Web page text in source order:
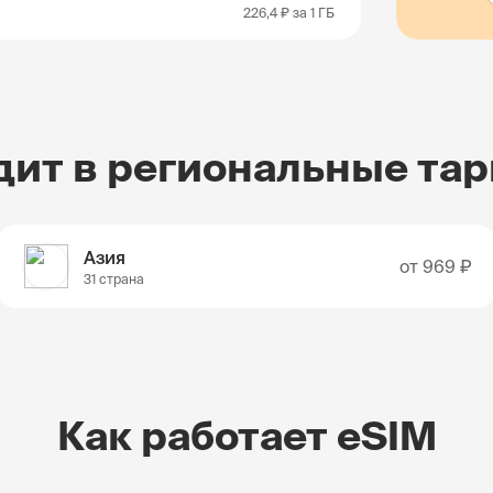
226,4 ₽ за 1 ГБ
в региональные
Азия
31 страна
от 969 ₽
Как работает eSIM